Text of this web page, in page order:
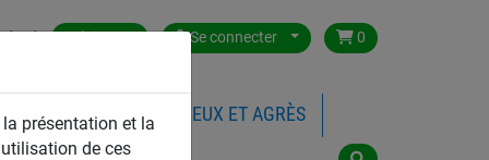
présentation et la
de ces
Belgium Se connecter 0
FILETS DE SPORTS
JEUX ET AGRÈS